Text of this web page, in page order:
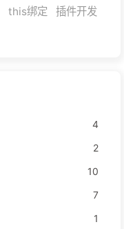
this绑定
插件开发
4
2
10
7
1